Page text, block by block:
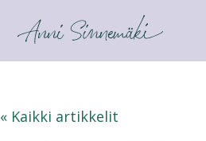
ANNI SINNEMÄKI
« Kaikki artikkelit